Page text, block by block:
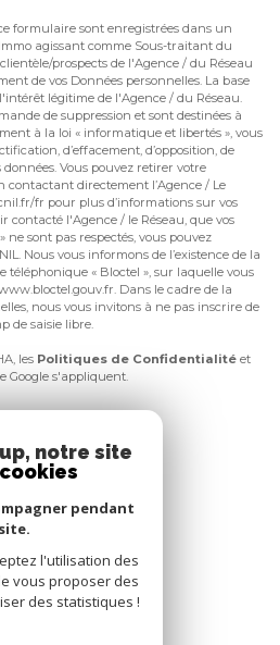
formulaire sont enregistrées dans un
agissant comme Sous-traitant du
prospects de l'Agence / du Réseau
de vos Données personnelles. La base
légitime de l'Agence / du Réseau.
de suppression et sont destinées à
à la loi « informatique et libertés », vous
d’effacement, d’opposition, de
Vous pouvez retirer votre
directement l’Agence / Le
fr pour plus d’informations sur vos
contacté l'Agence / le Réseau, que vos
sont pas respectés, vous pouvez
Nous vous informons de l’existence de la
téléphonique « Bloctel », sur laquelle vous
. Dans le cadre de la
nous vous invitons à ne pas inscrire de
de saisie libre.
les Politiques de Confidentialité et
Google s'appliquent.
RÉSEAUX
suivre
notre site
pendant
l'utilisation des
vous proposer des
des statistiques !